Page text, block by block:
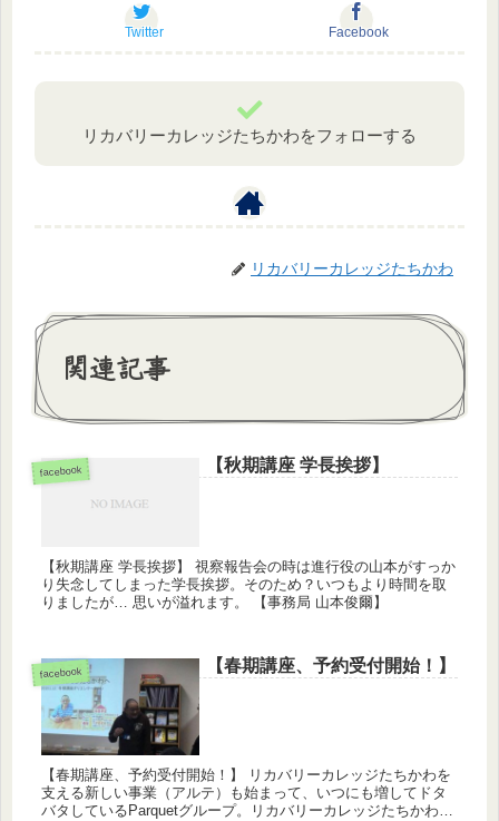
Twitter Facebook
リカバリーカレッジたちかわをフォローする
リカバリーカレッジたちかわ
関連記事
facebook 【秋期講座 学長挨拶】
【秋期講座 学長挨拶】 視察報告会の時は進行役の山本がすっか
り失念してしまった学長挨拶。そのため？いつもより時間を取
りましたが… 思いが溢れます。 【事務局 山本俊爾】
facebook 【春期講座、予約受付開始！】
【春期講座、予約受付開始！】 リカバリーカレッジたちかわを
支える新しい事業（アルテ）も始まって、いつにも増してドタ
バタしているParquetグループ。リカバリーカレッジたちかわ春